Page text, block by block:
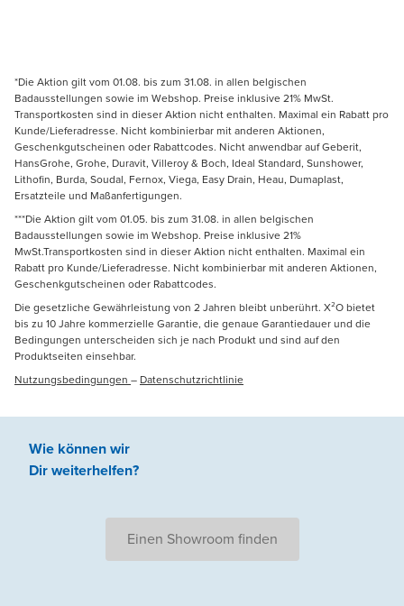
*Die Aktion gilt vom 01.08. bis zum 31.08. in allen belgischen
Badausstellungen sowie im Webshop. Preise inklusive 21% MwSt.
Transportkosten sind in dieser Aktion nicht enthalten. Maximal ein Rabatt pro
Kunde/Lieferadresse. Nicht kombinierbar mit anderen Aktionen,
Geschenkgutscheinen oder Rabattcodes. Nicht anwendbar auf Geberit,
HansGrohe, Grohe, Duravit, Villeroy & Boch, Ideal Standard, Sunshower,
Lithofin, Burda, Soudal, Fernox, Viega, Easy Drain, Heau, Dumaplast,
Ersatzteile und Maßanfertigungen.
***Die Aktion gilt vom 01.05. bis zum 31.08. in allen belgischen
Badausstellungen sowie im Webshop. Preise inklusive 21%
MwSt.Transportkosten sind in dieser Aktion nicht enthalten. Maximal ein
Rabatt pro Kunde/Lieferadresse. Nicht kombinierbar mit anderen Aktionen,
Geschenkgutscheinen oder Rabattcodes.
Die gesetzliche Gewährleistung von 2 Jahren bleibt unberührt. X²O bietet
bis zu 10 Jahre kommerzielle Garantie, die genaue Garantiedauer und die
Bedingungen unterscheiden sich je nach Produkt und sind auf den
Produktseiten einsehbar.
Nutzungsbedingungen – Datenschutzrichtlinie
Wie können wir
Dir weiterhelfen?
Einen Showroom finden